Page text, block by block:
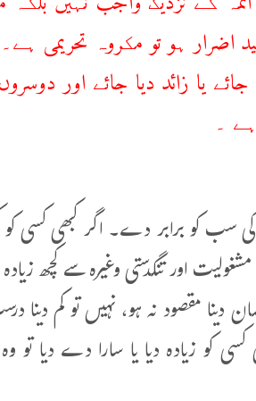
ہو تو مکروہ تحریمی
زائد دیا جائے اور
۔
سب کو برابر دے۔ اگر کبھی کسی
اور تنگدستی وغیرہ سے کچھ
مقصود نہ ہو، نہیں تو کم دینا
زیادہ دیا یا سارا دے دیا تو وہ